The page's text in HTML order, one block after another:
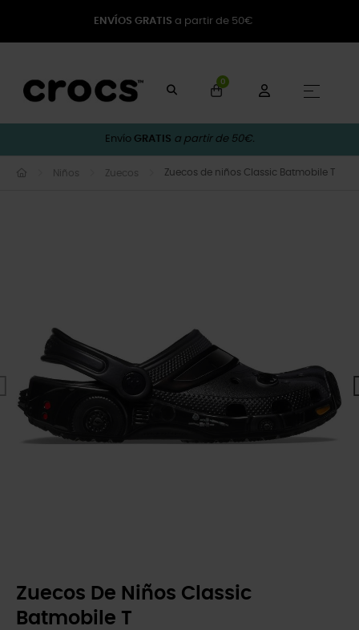
ENVÍOS GRATIS a partir de 50€
0
☰
Envío GRATIS a partir de 50€.
Niños Zuecos Zuecos de niños Classic Batmobile T
Zuecos De Niños Classic
Batmobile T